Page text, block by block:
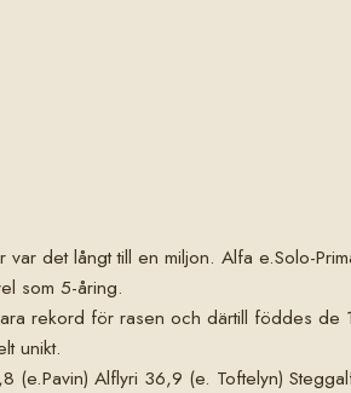
det långt till en miljon. Alfa e.Solo-
som 5-åring.
rekord för rasen och därtill föddes de
unikt.
Alflyri 36,9 (e. Toftelyn)